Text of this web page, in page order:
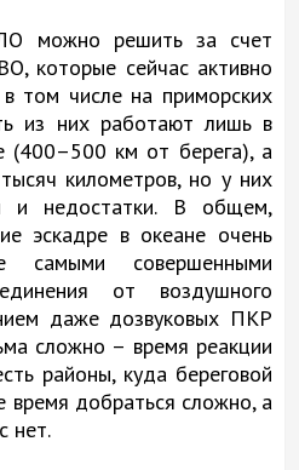
можно решить за счет
которые сейчас активно
том числе на приморских
из них работают лишь в
(400–500 км от берега), а
километров, но у них
и недостатки. В общем,
эскадре в океане очень
самыми совершенными
от воздушного
даже дозвуковых ПКР
сложно – время реакции
районы, куда береговой
время добраться сложно, а
нет.